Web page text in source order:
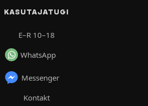
KASUTAJATUGI
E–R 10–18
WhatsApp
Messenger
Kontakt